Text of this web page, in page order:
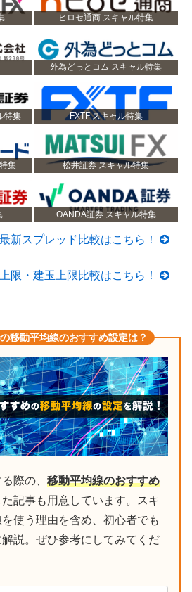
ヒロセ通商 スキャル特集
外為どっとコム スキャル特集
特集 FXTF スキャル特集
集 松井証券 スキャル特集
OANDA証券 スキャル特集
新スプレッド比較はこちら！
限・建玉上限比較はこちら！
移動平均線のおすすめ設定は？
際の、 移動平均線のおすすめ
記事も用意しています。スキ
使う理由を含め、初心者でも
説。ぜひ参考にしてみてくだ